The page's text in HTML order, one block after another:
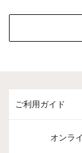
ご利用ガイド
オンラ